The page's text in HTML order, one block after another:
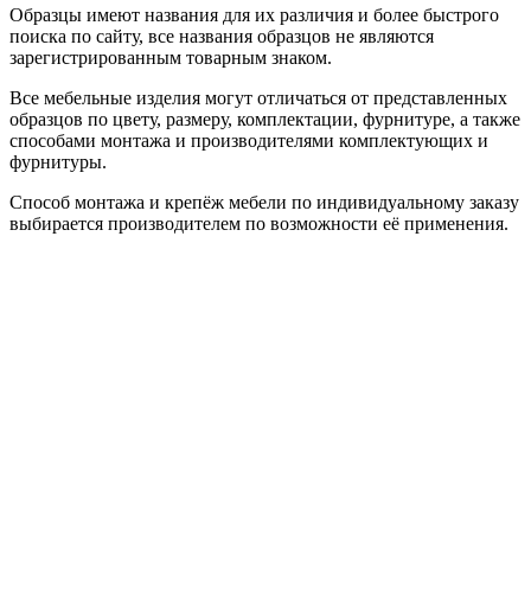
Образцы имеют названия для их различия и более быстрого
поиска по сайту, все названия образцов не являются
зарегистрированным товарным знаком.
Все мебельные изделия могут отличаться от представленных
образцов по цвету, размеру, комплектации, фурнитуре, а также
способами монтажа и производителями комплектующих и
фурнитуры.
Способ монтажа и крепёж мебели по индивидуальному заказу
выбирается производителем по возможности её применения.